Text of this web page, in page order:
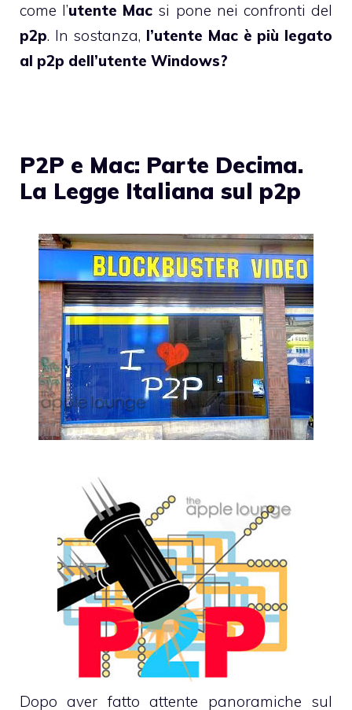
come l’utente Mac si pone nei confronti del
p2p. In sostanza, l’utente Mac è più legato
al p2p dell’utente Windows?
P2P e Mac: Parte Decima.
La Legge Italiana sul p2p
Dopo aver fatto attente panoramiche sul